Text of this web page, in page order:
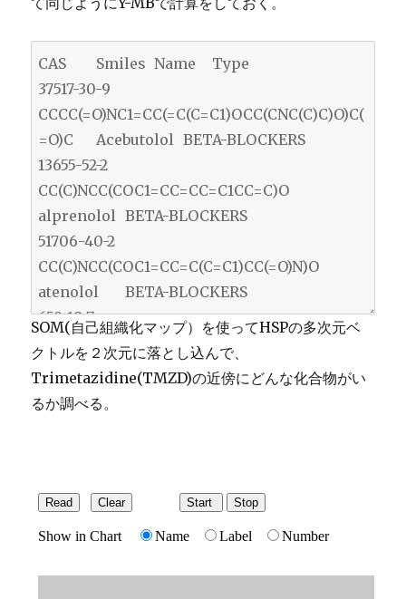
SOM(自己組織化マップ）を使ってHSPの多次元ベ
クトルを２次元に落とし込んで、
Trimetazidine(TMZD)の近傍にどんな化合物がい
るか調べる。